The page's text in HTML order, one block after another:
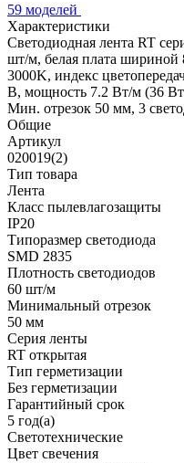
59 моделей
Характеристики
Светодиодная лента RT
шт/м, белая плата
3000K, индекс
В, мощность 7.2 Вт/м (36
Мин. отрезок 50 мм, 3
Общие
Артикул
020019(2)
Тип товара
Лента
Класс пылевлагозащиты
IP20
Типоразмер светодиода
SMD 2835
Плотность светодиодов
60 шт/м
Минимальный отрезок
50 мм
Серия ленты
RT открытая
Тип герметизации
Без герметизации
Гарантийный срок
5 год(а)
Светотехнические
Цвет свечения